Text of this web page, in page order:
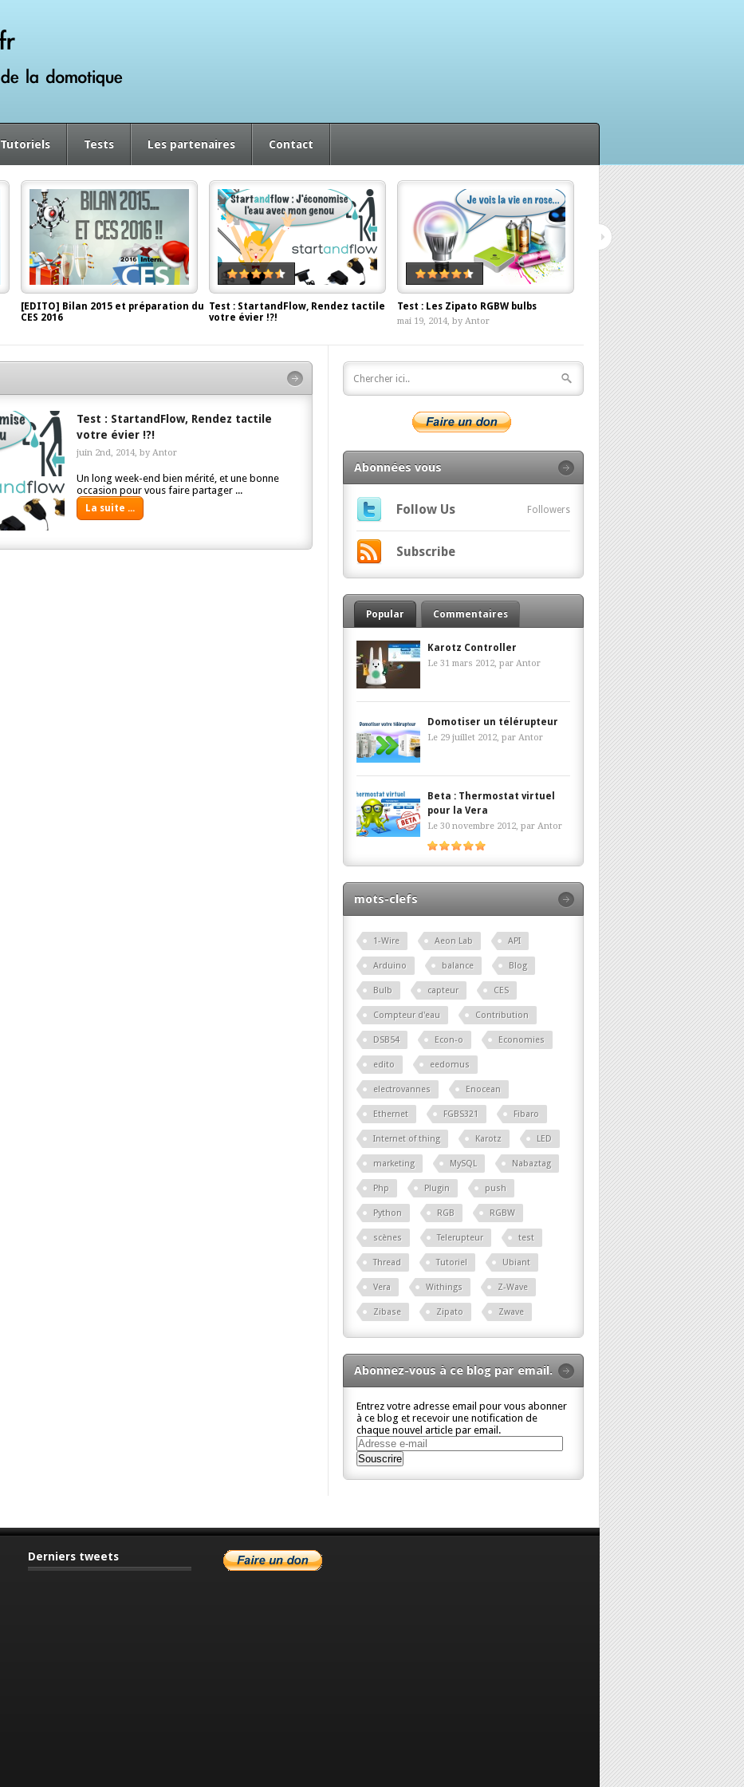
Tutoriels Tests Les partenaires Contact
[EDITO] Bilan 2015 et préparation du
CES 2016
Test : StartandFlow, Rendez tactile
votre évier !?!
Test : Les Zipato RGBW bulbs
mai 19, 2014, by Antor
Withings, ça push ma balance ?
avril 12, 2014, byAntor
Test : StartandFlow, Rendez tactile
votre évier !?!
juin 2nd, 2014, by Antor
Un long week-end bien mérité, et une bonne
occasion pour vous faire partager ...
La suite ...
Abonnées vous
Follow Us Followers
Subscribe
Popular Commentaires
Karotz Controller
Le 31 mars 2012, par Antor
Domotiser un télérupteur
Le 29 juillet 2012, par Antor
Beta : Thermostat virtuel
pour la Vera
Le 30 novembre 2012, par Antor
mots-clefs
1-Wire Aeon Lab API
Arduino balance Blog
Bulb capteur CES
Compteur d'eau Contribution
DSB54 Econ-o Economies
edito eedomus
electrovannes Enocean
Ethernet FGBS321 Fibaro
Internet of thing Karotz LED
marketing MySQL Nabaztag
Php Plugin push
Python RGB RGBW
scènes Telerupteur test
Thread Tutoriel Ubiant
Vera Withings Z-Wave
Zibase Zipato Zwave
Abonnez-vous à ce blog par email.
Entrez votre adresse email pour vous abonner
à ce blog et recevoir une notification de
chaque nouvel article par email.
Adresse
e-
mail
Souscrire
Derniers tweets